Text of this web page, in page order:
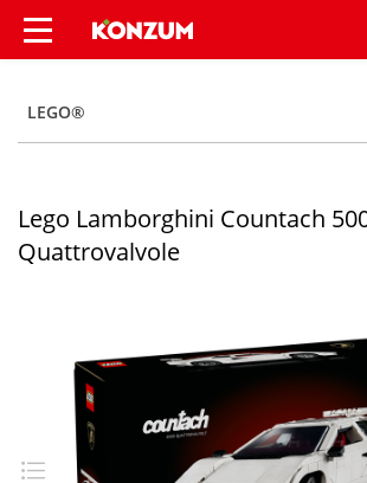
Lego Lamborghini
LEGO®
Lego Lamborghini Countach
Quattrovalvole